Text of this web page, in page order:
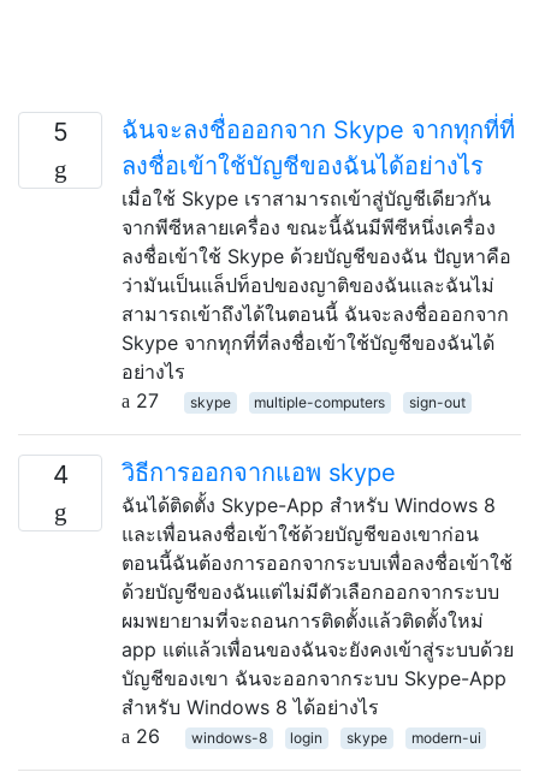
5
ฉันจะลงชื่อออกจาก Skype จากทุกที่ที่
ลงชื่อเข้าใช้บัญชีของฉันได้อย่างไร
เมื่อใช้ Skype เราสามารถเข้าสู่บัญชีเดียวกัน
จากพีซีหลายเครื่อง ขณะนี้ฉันมีพีซีหนึ่งเครื่อง
ลงชื่อเข้าใช้ Skype ด้วยบัญชีของฉัน ปัญหาคือ
ว่ามันเป็นแล็ปท็อปของญาติของฉันและฉันไม่
สามารถเข้าถึงได้ในตอนนี้ ฉันจะลงชื่อออกจาก
Skype จากทุกที่ที่ลงชื่อเข้าใช้บัญชีของฉันได้
อย่างไร
27
skype multiple-computers sign-out
4 วิธีการออกจากแอพ skype
ฉันได้ติดตั้ง Skype-App สำหรับ Windows 8
และเพื่อนลงชื่อเข้าใช้ด้วยบัญชีของเขาก่อน
ตอนนี้ฉันต้องการออกจากระบบเพื่อลงชื่อเข้าใช้
ด้วยบัญชีของฉันแต่ไม่มีตัวเลือกออกจากระบบ
ผมพยายามที่จะถอนการติดตั้งแล้วติดตั้งใหม่
app แต่แล้วเพื่อนของฉันจะยังคงเข้าสู่ระบบด้วย
บัญชีของเขา ฉันจะออกจากระบบ Skype-App
สำหรับ Windows 8 ได้อย่างไร
26
windows-8 login skype modern-ui